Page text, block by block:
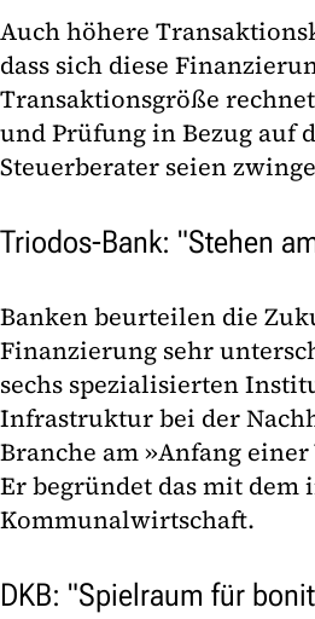
Auch höhere
dass sich diese
Transaktionsgröße
und Prüfung in Bezug auf
Steuerberater seien
Triodos-Bank: "Stehen
Banken beurteilen die
Finanzierung sehr
sechs spezialisierten
Infrastruktur bei der
Branche am »Anfang
Er begründet das mit
Kommunalwirtschaft.
DKB: "Spielraum für